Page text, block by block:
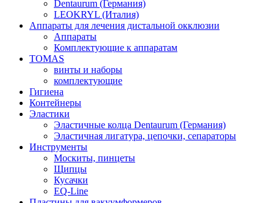
Dentaurum (Германия)
LEOKRYL (Италия)
Аппараты для лечения дистальной окклюзии
Аппараты
Комплектующие к аппаратам
TOMAS
винты и наборы
комплектующие
Гигиена
Контейнеры
Эластики
Эластичные колца Dentaurum (Германия)
Эластичная лигатура, цепочки, сепараторы
Инструменты
Москиты, пинцеты
Щипцы
Кусачки
EQ-Line